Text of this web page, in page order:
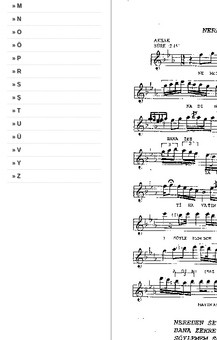
» M
» N
» O
» Ö
» P
» R
» S
» Ş
» T
» U
» Ü
» V
» Y
» Z